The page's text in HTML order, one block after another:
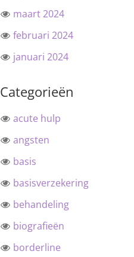
maart 2024
februari 2024
januari 2024
Categorieën
acute hulp
angsten
basis
basisverzekering
behandeling
biografieën
borderline